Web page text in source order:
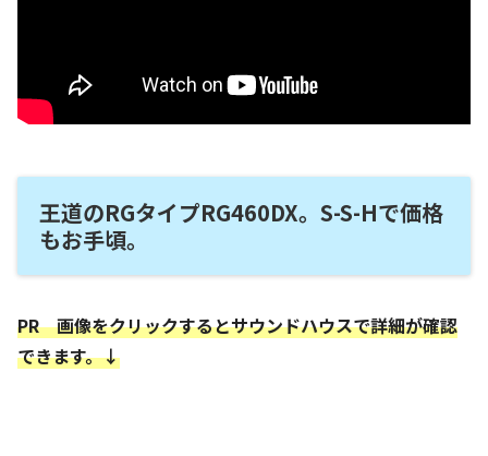
王道のRGタイプRG460DX。S-S-Hで価格
もお手頃。
PR 画像をクリックするとサウンドハウスで詳細が確認
できます。↓